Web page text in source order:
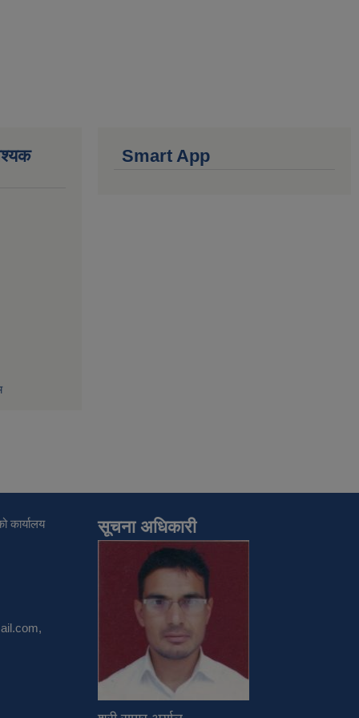
Smart App
कार्यालय
,
सूचना अधिकारी